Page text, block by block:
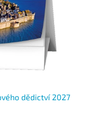
dědictví 2027